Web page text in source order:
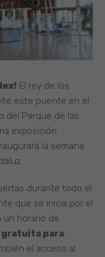
El rey de los
este puente en el
del Parque de las
exposición
la semana
durante todo el
que se inicia por el
horario de
para
el acceso al